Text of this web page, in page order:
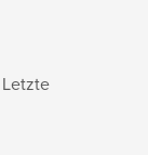
Letzte